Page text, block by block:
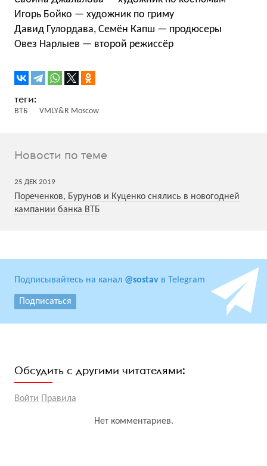
Игорь Бойко — художник по гриму
Давид Гулордава, Семён Капш — продюсеры
Овез Нарлыев — второй режиссёр
ВТБ VMLY&R Moscow
Новости по теме
25 ДЕК 2019
Пореченков, Бурунов и Куценко снялись в новогодней
кампании банка ВТБ
Подписывайтесь на канал @sostav в Telegram
Подписаться
Обсудить с другими читателями:
Войти Правила
Нет комментариев.